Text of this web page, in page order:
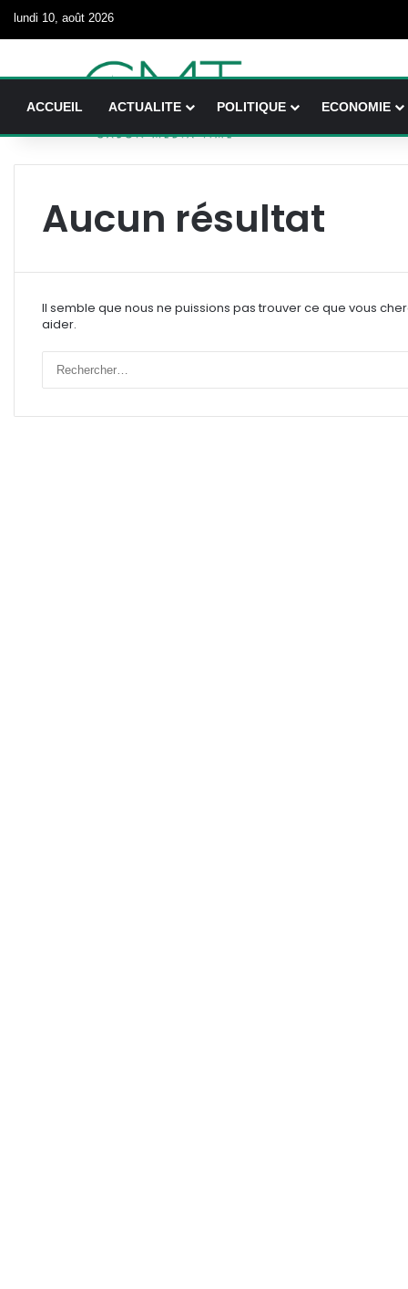
lundi 10, août 2026
ACCUEIL ACTUALITE POLITIQUE ECONOMIE
Aucun résultat
Il semble que nous ne puissions pas trouver ce que vous
aider.